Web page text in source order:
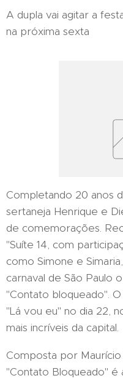
A dupla vai agitar a
na próxima sexta
Completando 20 anos
sertaneja Henrique e
de comemorações.
"Suíte 14, com
como Simone e
carnaval de São Paulo
"Contato bloqueado".
"Lá vou eu" no dia 22,
mais incríveis da capital.
Composta por
"Contato Bloqueado" é